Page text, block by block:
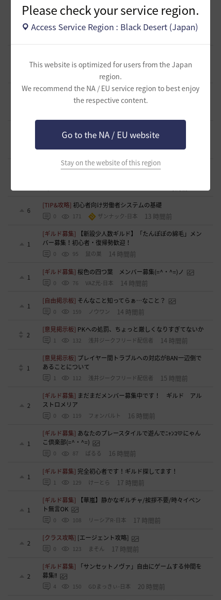
Please check your service region.
Access Service Region : Black Desert (Japan)
This website is optimized for users from the Japan
region.
We recommend the NA / EU service region to best enjoy
the respective content.
Go to the NA / EU website
Stay on the website of this region
1
[ギルド募集]ギルチャ完全無言推奨・ソロ向けギルド「スト
レイキャッツ」メンバー募集（ギルドボス有・初心者復帰者
多数所属・スキル目当て◎）
0
回リセットされる問題について
浅井ジークフリード配信者
[意見掲示板]HYPERBOOSTの「AD750を目指そう」という
呼びかけと、実際の難易度のギャップについて
[クラス攻略]
[エージェント攻略]スキルコンボ動画並びにス
キル特化
0 124 夜狐丸 13 時間前
[意見掲示板]運営体制について感じている懸念（ガイドライ
6
[TIP&攻略]初心者向け労働者システムの基礎
0 171 ザンナック-日本 13 時間前
1
[ギルド募集]
【新設少人数ギルド】「たんぽぽの綿毛」メン
バー募集！初心者・復帰勢歓迎！
0 95 鼠の巣 14 時間前
1
[ギルド募集]桜色の四つ葉 メンバー募集(=^・^=)ノ
0 76 VAZ光-日本 14 時間前
1
[自由掲示板] そんなこと知ってらぁ…なこと？
0 159 ノウワン 14 時間前
2
[意見掲示板] PKへの処罰、ちょっと厳しくなりすぎてないか
1 132 浅井ジークフリード配信者 14 時間前
1
[意見掲示板] プレイヤー間トラブルへの対応がBAN一辺倒で
あることについて
1 112 浅井ジークフリード配信者 15 時間前
2
[ギルド募集] まだまだメンバー募集中です！ ギルド アル
ストロメリア
0 119 フォンバルト 16 時間前
1
[ギルド募集] あなたのプレースタイルで遊んでﾆｬﾝｺ💛にゃん
こ倶楽部(=^・^=)
0 87 ぱるる 16 時間前
1
[ギルド募集] 完全初心者です！ギルド探してます！
1 129 けーとら 17 時間前
1
[ギルド募集]
【華嵐】静かなギルチャ/挨拶不要/時々イベン
ト無言OK
0 108 リーシアR-日本 17 時間前
2
[クラス攻略] [エージェント攻略]
0 123 まそん 17 時間前
2
[ギルド募集]
「サンセットノヴァ」自由にゲームする仲間を
募集‼️
4 150 GDまっきぃ-日本 20 時間前